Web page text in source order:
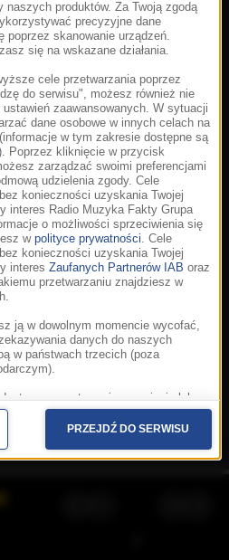
z portalu oznacza akceptację
Aplikacje.© 2026 Radio Muzyka
RMF sp. z o.o. sp. k.
naszych produktów. Za Twoją zgodą
precyzyjne dane
poprzez skanowanie urządzeń.
się na wskazane działania.
cele przetwarzania poprzez
do serwisu", możesz również nie
zaawansowanych. W sytuacji
dane osobowe w innych celach na
w tym zakresie dostępne są
). Poprzez kliknięcie w przycisk
zarządzać swoimi preferencjami
udzielenia zgody. Cele
konieczności uzyskania Twojej
interes Radio Muzyka Fakty Grupa
o możliwości sprzeciwienia się
w polityce prywatności. Cele
konieczności uzyskania Twojej
interes Zaufanych Partnerów IAB oraz
przetwarzaniu znajdziesz w
ją w dowolnym momencie wycofać,
danych do naszych
w państwach trzecich (poza
sprostowania, usunięcia lub
a także złożenia skargi do
Osobowych. W polityce prywatności
swoje prawa. Szczegółowe
Twoich danych znajdują się w
PRZEJDŹ DO SERWISU